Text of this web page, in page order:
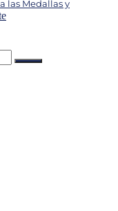
las Medallas y